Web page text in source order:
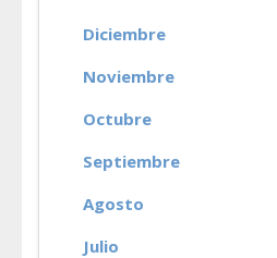
Diciembre
Noviembre
Octubre
Septiembre
Agosto
Julio